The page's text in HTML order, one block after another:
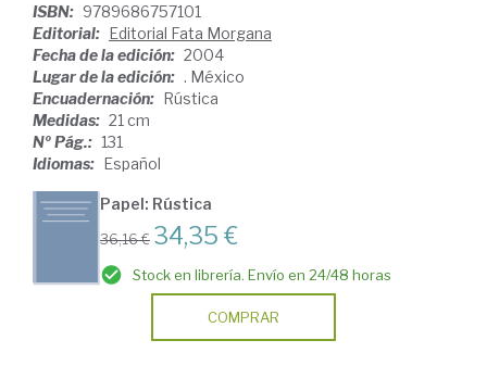
ISBN: 9789686757101
Editorial: Editorial Fata Morgana
Fecha de la edición: 2004
Lugar de la edición: . México
Encuadernación: Rústica
Medidas: 21 cm
Nº Pág.: 131
Idiomas: Español
Papel: Rústica
36,16 € 34,35 €
Stock en librería. Envío en 24/48 horas
COMPRAR